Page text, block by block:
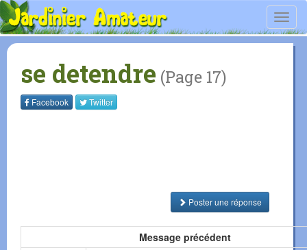
se detendre (Page 17)
Facebook Twitter
Poster une réponse
Message précédent